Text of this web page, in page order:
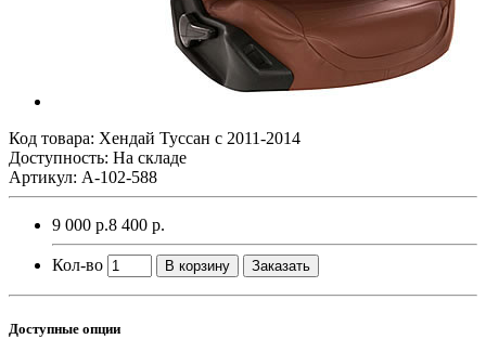
Код товара: Хендай Туссан с 2011-2014
Доступность: На складе
Артикул: A-102-588
9 000 р.8 400 р.
Кол-во В корзину Заказать
Доступные опции